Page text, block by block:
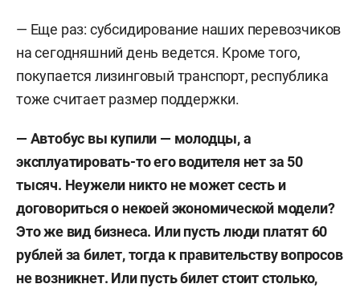
— Еще раз: субсидирование наших перевозчиков
на сегодняшний день ведется. Кроме того,
покупается лизинговый транспорт, республика
тоже считает размер поддержки.
— Автобус вы купили — молодцы, а
эксплуатировать-то его водителя нет за 50
тысяч. Неужели никто не может сесть и
договориться о некоей экономической модели?
Это же вид бизнеса. Или пусть люди платят 60
рублей за билет, тогда к правительству вопросов
не возникнет. Или пусть билет стоит столько,